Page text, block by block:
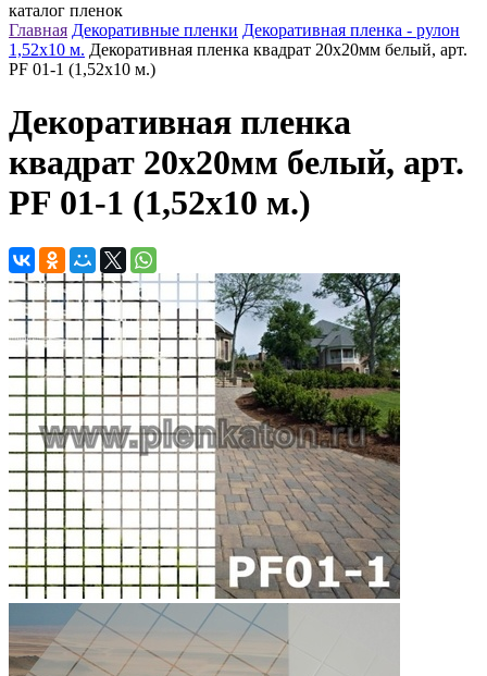
каталог пленок
Главная Декоративные пленки Декоративная пленка - рулон
1,52х10 м. Декоративная пленка квадрат 20х20мм белый, арт.
PF 01-1 (1,52х10 м.)
Декоративная пленка
квадрат 20х20мм белый, арт.
PF 01-1 (1,52х10 м.)